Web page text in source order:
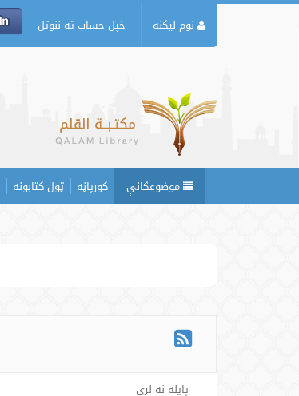
نوم لیکنه خپل حساب ته ننوتل
موضوعګانې کورپاڼه ټول کتابونه
پایله نه لري